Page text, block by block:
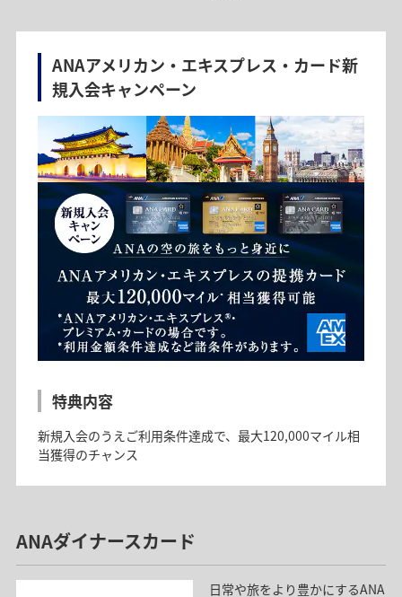
ANAアメリカン・エキスプレス・カード新
規入会キャンペーン
特典内容
新規入会のうえご利用条件達成で、最大120,000マイル相
当獲得のチャンス
ANAダイナースカード
日常や旅をより豊かにするANA